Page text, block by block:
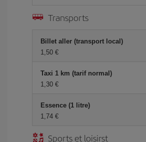
Transports
Billet aller (transport local)
1,50 €
Taxi 1 km (tarif normal)
1,30 €
Essence (1 litre)
1,74 €
Sports et loisirst